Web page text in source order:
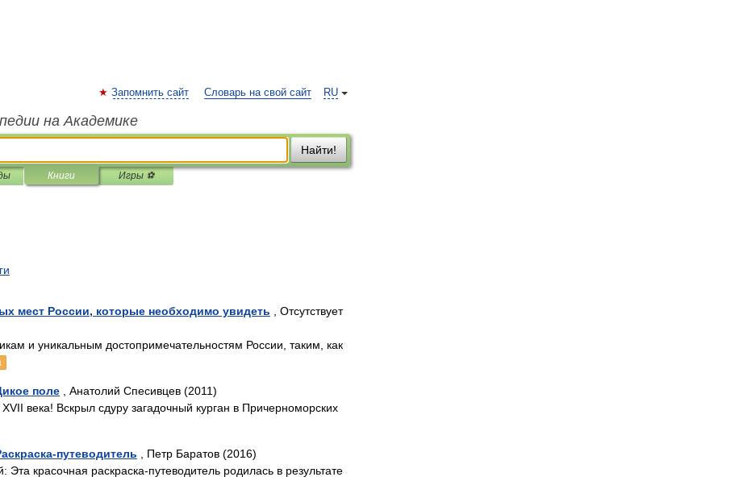
RU
Запомнить сайт Словарь на свой сайт
на Академике
Найти!
Книги Игры ⚽
мест России, которые необходимо увидеть , Отсутствует
и уникальным достопримечательностям России, таким, как
поле , Анатолий Спесивцев (2011)
века! Вскрыл сдуру загадочный курган в Причерноморских
путеводитель , Петр Баратов (2016)
красочная раскраска-путеводитель родилась в результате